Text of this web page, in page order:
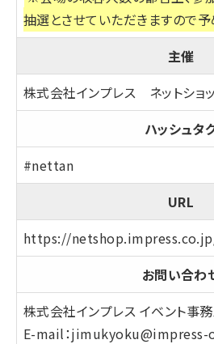
抽選とさせていただきますので
主催
株式会社インプレス ネットショ
ハッシュタ
#nettan
URL
https://
お問い合わ
株式会社インプレス イベント事
E-mail：